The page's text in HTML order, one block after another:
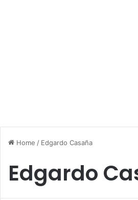
Home / Edgardo Casaña
Edgardo